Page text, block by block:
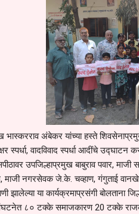
भास्करराव अंबेकर यांच्या हस्ते
स्पर्धा, वादविवाद स्पर्धा आदींचे उद्घाटन
उपजिल्हाप्रमुख बाबुराव पवार,
माजी नगरसेवक जे.के. चव्हाण, गंगुताई
झालेल्या या कार्यक्रमाप्रसंगी
८० टक्के समाजकारण 20 टक्के